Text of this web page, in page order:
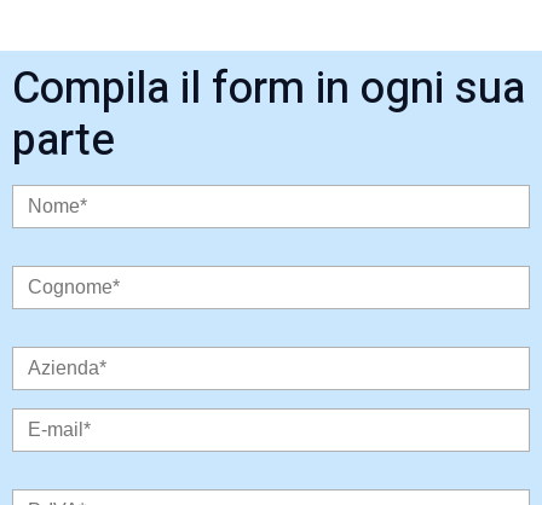
Compila il form in ogni sua
parte